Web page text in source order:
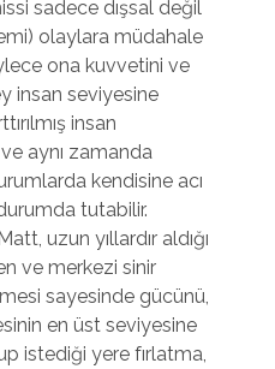
sadece dışsal değil
olaylara müdahale
ona kuvvetini ve
insan seviyesine
insan
aynı zamanda
kendisine acı
tutabilir.
uzun yıllardır aldığı
ve merkezi sinir
sayesinde gücünü,
en üst seviyesine
istediği yere fırlatma,